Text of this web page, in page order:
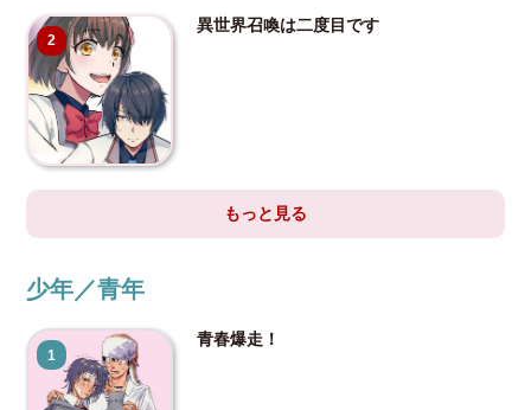
2
異世界召喚は二度目です
もっと見る
少年／青年
1
青春爆走！